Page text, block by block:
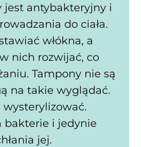
jest antybakteryjny i
do ciała.
włókna, a
nich rozwijać, co
Tampony nie są
na takie wyglądać.
wysterylizować.
bakterie i jedynie
jej.